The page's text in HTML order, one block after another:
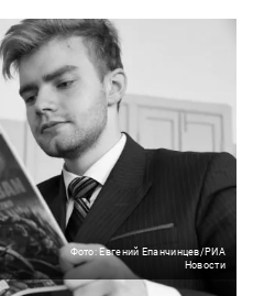
Фото: Евгений Епанчинцев/РИА
Новости